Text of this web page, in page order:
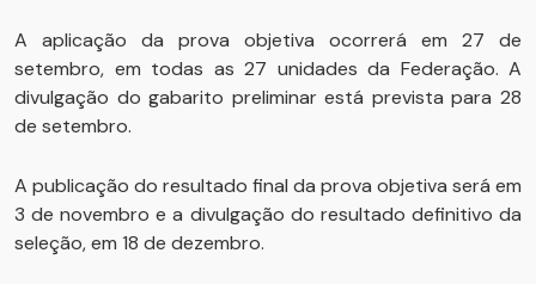
A aplicação da prova objetiva ocorrerá em 27 de
setembro, em todas as 27 unidades da Federação. A
divulgação do gabarito preliminar está prevista para 28
de setembro.
A publicação do resultado final da prova objetiva será em
3 de novembro e a divulgação do resultado definitivo da
seleção, em 18 de dezembro.